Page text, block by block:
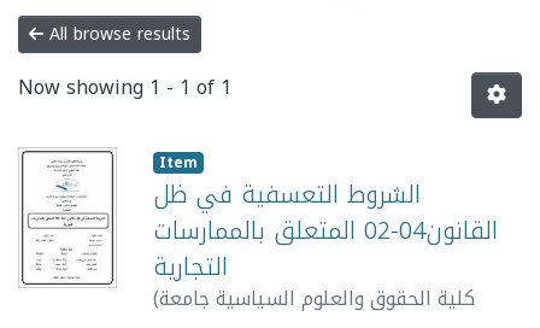
All browse results
Now showing 1 - 1 of 1
Item
الشروط التعسفية في ظل
القانون04-02 المتعلق بالممارسات
التجارية
(كلية الحقوق والعلوم السياسية جامعة